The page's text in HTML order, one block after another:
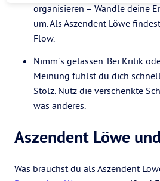
organisieren – Wandle deine
um. Als Aszendent Löwe
Flow.
Nimm´s gelassen. Bei Kritik
Meinung fühlst du dich
Stolz. Nutz die verschenkte
was anderes.
Aszendent Löwe
Was brauchst du als Aszendent